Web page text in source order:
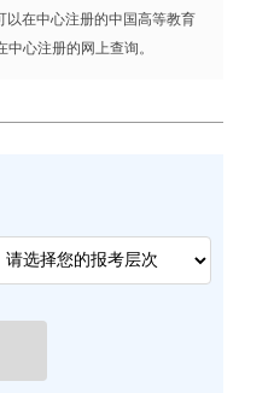
在中心注册的中国高等教育
心注册的网上查询。